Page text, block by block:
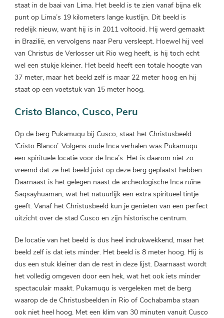
staat in de baai van Lima. Het beeld is te zien vanaf bijna elk
punt op Lima’s 19 kilometers lange kustlijn. Dit beeld is
redelijk nieuw, want hij is in 2011 voltooid. Hij werd gemaakt
in Brazilië, en vervolgens naar Peru versleept. Hoewel hij veel
van Christus de Verlosser uit Rio weg heeft, is hij toch echt
wel een stukje kleiner. Het beeld heeft een totale hoogte van
37 meter, maar het beeld zelf is maar 22 meter hoog en hij
staat op een voetstuk van 15 meter hoog.
Cristo Blanco, Cusco, Peru
Op de berg Pukamuqu bij Cusco, staat het Christusbeeld
‘Cristo Blanco’. Volgens oude Inca verhalen was Pukamuqu
een spirituele locatie voor de Inca’s. Het is daarom niet zo
vreemd dat ze het beeld juist op deze berg geplaatst hebben.
Daarnaast is het gelegen naast de archeologische Inca ruïne
Saqsayhuaman, wat het natuurlijk een extra spiritueel tintje
geeft. Vanaf het Christusbeeld kun je genieten van een perfect
uitzicht over de stad Cusco en zijn historische centrum.
De locatie van het beeld is dus heel indrukwekkend, maar het
beeld zelf is dat iets minder. Het beeld is 8 meter hoog. Hij is
dus een stuk kleiner dan de rest in deze lijst. Daarnaast wordt
het volledig omgeven door een hek, wat het ook iets minder
spectaculair maakt. Pukamuqu is vergeleken met de berg
waarop de de Christusbeelden in Rio of Cochabamba staan
ook niet heel hoog. Met een klim van 30 minuten vanuit Cusco